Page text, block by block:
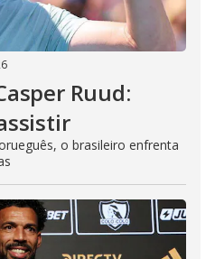
Ruud:
o brasileiro enfrenta